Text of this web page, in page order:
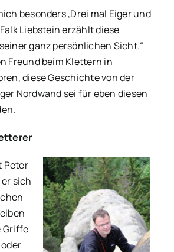
besonders ‚Drei mal Eiger und
Liebstein erzählt diese
ganz persönlichen Sicht.“
Freund beim Klettern in
diese Geschichte von der
Nordwand sei für eben diesen
Peter
sich
Griffe